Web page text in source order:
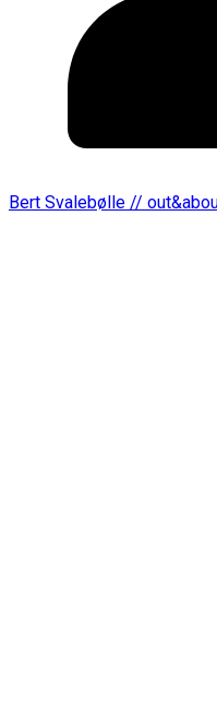
Bert Svalebølle //